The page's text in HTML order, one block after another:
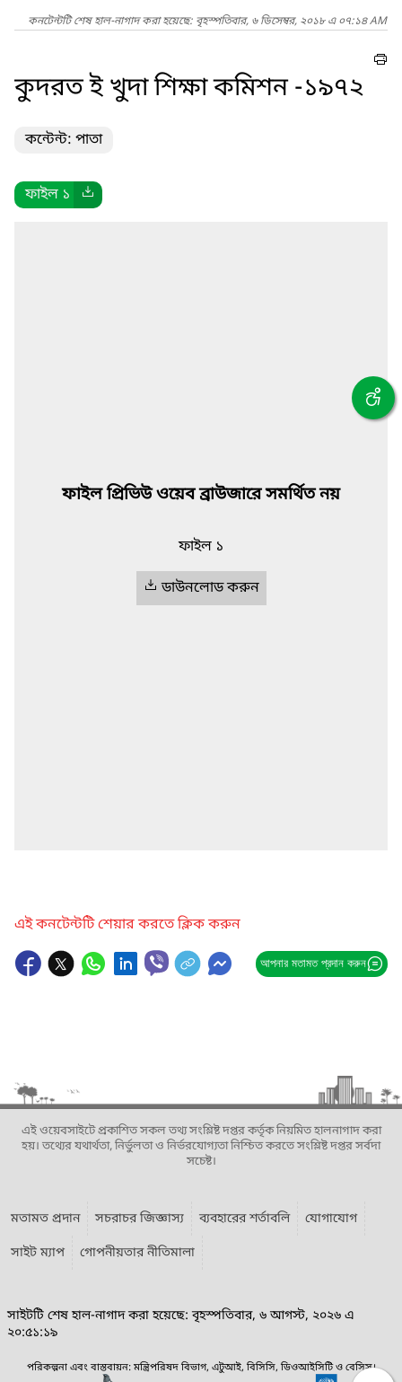
কনটেন্টটি শেষ হাল-নাগাদ করা হয়েছে: বৃহস্পতিবার, ৬ ডিসেম্বর, ২০১৮ এ ০৭:১৪ AM
কুদরত ই খুদা শিক্ষা কমিশন -১৯৭২
কন্টেন্ট: পাতা
ফাইল ১
ফাইল প্রিভিউ ওয়েব ব্রাউজারে সমর্থিত নয়
ফাইল ১
ডাউনলোড করুন
এই কনটেন্টটি শেয়ার করতে ক্লিক করুন
আপনার মতামত প্রদান করুন
এই ওয়েবসাইটে প্রকাশিত সকল তথ্য সংশ্লিষ্ট দপ্তর কর্তৃক নিয়মিত হালনাগাদ করা
হয়। তথ্যের যথার্থতা, নির্ভুলতা ও নির্ভরযোগ্যতা নিশ্চিত করতে সংশ্লিষ্ট দপ্তর সর্বদা
সচেষ্ট।
মতামত প্রদান সচরাচর জিজ্ঞাস্য ব্যবহারের শর্তাবলি
যোগাযোগ
সাইট ম্যাপ
গোপনীয়তার নীতিমালা
সাইটটি শেষ হাল-নাগাদ করা হয়েছে: বৃহস্পতিবার, ৬ আগস্ট, ২০২৬ এ
২০:৫১:১৯
পরিকল্পনা এবং বাস্তবায়ন: মন্ত্রিপরিষদ বিভাগ, এটুআই, বিসিসি, ডিওআইসিটি ও বেসিস।